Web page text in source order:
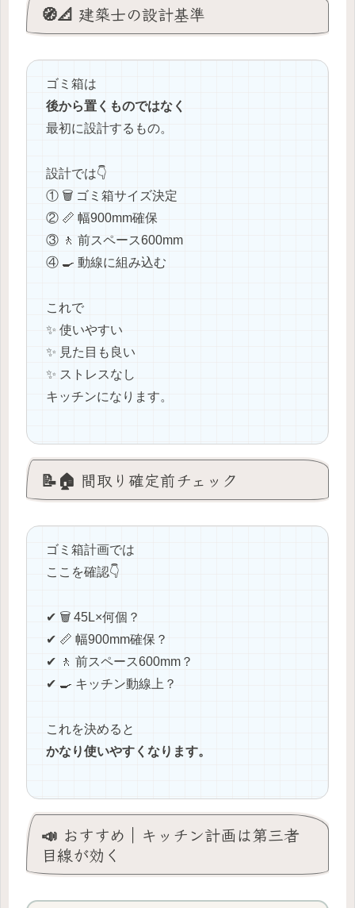
🧭📐 建築士の設計基準
ゴミ箱は
後から置くものではなく
最初に設計するもの。
設計では👇
① 🗑️ ゴミ箱サイズ決定
② 📏 幅900mm確保
③ 🚶 前スペース600mm
④ 🍳 動線に組み込む
これで
✨ 使いやすい
✨ 見た目も良い
✨ ストレスなし
キッチンになります。
📝🏠 間取り確定前チェック
ゴミ箱計画では
ここを確認👇
✔ 🗑️ 45L×何個？
✔ 📏 幅900mm確保？
✔ 🚶 前スペース600mm？
✔ 🍳 キッチン動線上？
これを決めると
かなり使いやすくなります。
📣 おすすめ｜キッチン計画は第三者
目線が効く